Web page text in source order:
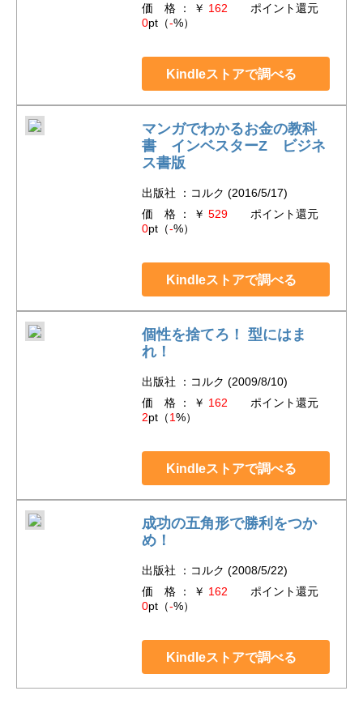
価 格 ： ￥ 162 ポイント還元
0pt（-%）
Kindleストアで調べる
マンガでわかるお金の教科
書 インベスターZ ビジネ
ス書版
出版社 ：コルク (2016/5/17)
価 格 ： ￥ 529ポイント還元
0pt（-%）
Kindleストアで調べる
個性を捨てろ！ 型にはま
れ！
出版社 ：コルク (2009/8/10)
価 格 ： ￥ 162 ポイント還元
2pt（1%）
Kindleストアで調べる
成功の五角形で勝利をつか
め！
出版社 ：コルク (2008/5/22)
価 格 ： ￥ 162 ポイント還元
0pt（-%）
Kindleストアで調べる